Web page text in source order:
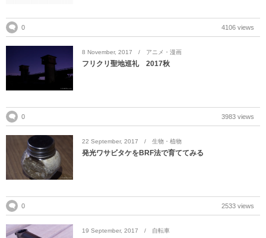
0 4106 views
8 November, 2017 アニメ・漫画
フリクリ聖地巡礼 2017秋
0 3983 views
22 September, 2017 生物・植物
発光ワサビタケをBRF法で育ててみる
0 2533 views
19 September, 2017 自転車